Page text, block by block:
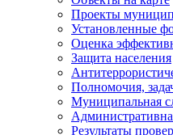
Проекты
Установленные
Оценка
Защита населения
Полномочия,
Муниципальная
Результаты